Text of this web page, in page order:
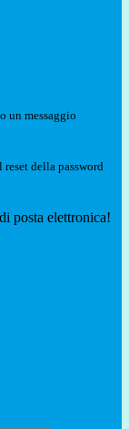
un messaggio
della password
posta elettronica!